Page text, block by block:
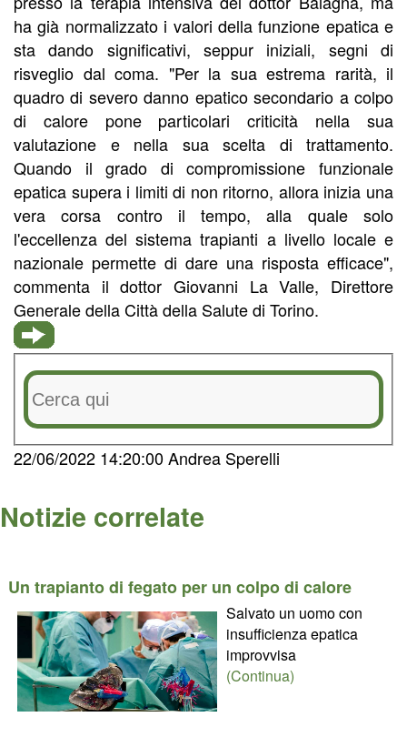
ha già normalizzato i valori della funzione epatica e
sta dando significativi, seppur iniziali, segni di
risveglio dal coma. "Per la sua estrema rarità, il
quadro di severo danno epatico secondario a colpo
di calore pone particolari criticità nella sua
valutazione e nella sua scelta di trattamento.
Quando il grado di compromissione funzionale
epatica supera i limiti di non ritorno, allora inizia una
vera corsa contro il tempo, alla quale solo
l'eccellenza del sistema trapianti a livello locale e
nazionale permette di dare una risposta efficace",
commenta il dottor Giovanni La Valle, Direttore
Generale della Città della Salute di Torino.
22/06/2022 14:20:00 Andrea Sperelli
Notizie correlate
Un trapianto di fegato per un colpo di calore
Salvato un uomo con
insufficienza epatica
improvvisa
(Continua)